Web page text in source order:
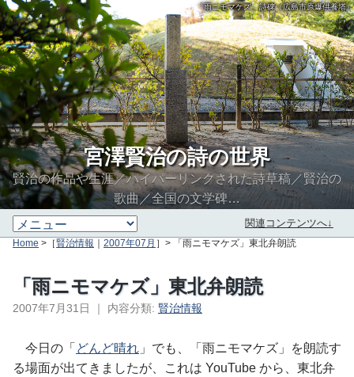
「雨ニモマケズ」詩碑（広島市原爆供養塔）
宮澤賢治の詩の世界
賢治の作品や生涯／ハイパーリンクされた詩草稿／賢治の
歌曲／全国の文学碑…
関連コンテンツへ↓
Home >［賢治情報 ｜ 2007年07月 ］> 「雨ニモマケズ」東北弁朗読
「雨ニモマケズ」東北弁朗読
2007年7月31日 ｜ 内容分類: 賢治情報
今日の「 どんど晴れ 」でも、「雨ニモマケズ」を朗読す
る場面が出てきましたが、これは YouTube から、東北弁